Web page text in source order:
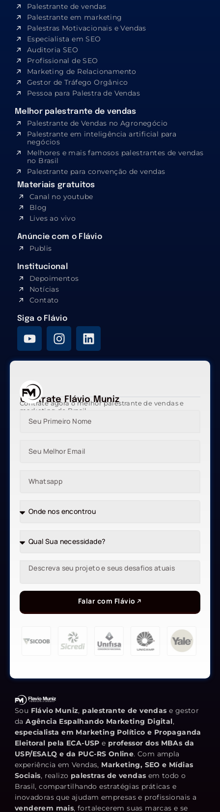
Palestrante de vendas
Palestrante em marketing
Palestras Motivacionais e Vendas
Especialista em SEO​
Auditoria SEO
Profissional de SEO
Marketing de Relacionamento
Gestor de Tráfego Orgânico
Pessoa para Palestra de Vendas
Melhor palestrante de vendas
Palestrante de Vendas no Agronegócio
Palestrante em inteligência artificial para
negócios
Melhores e mais famosos palestrantes de vendas
no Brasil
Palestrante para convenção de vendas
Materiais gratuitos
Canal no youtube
Blog
Lives ao vivo
Anúncie com o Flávio
Publis
Institucional
Depoimentos
Notícias
Contato
Siga o Flávio
Contrate Flávio Muniz
Contrate agora o melhor palestrante de vendas e
marketing do Brasil
Falar com Flávio
Sou Flávio Muniz, palestrante de vendas e gestor
daAgência Espalhando Marketing Digital,
especialista em Marketing Político e Propaganda
Eleitoral pela ECA-USP e professor dos MBAs da
USP/ESALQ e da PUC-RS Online. Com ampla
experiência em Vendas, Marketing, SEO e Mídias
Sociais, realizo palestras de vendas em todo o
Brasil, compartilhando estratégias práticas e
inovadoras que ajudam empresas e profissionais a
venderem mais, fortalecerem suas marcas e se